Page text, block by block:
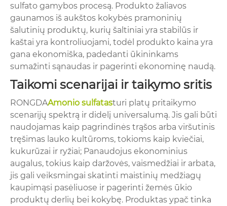
sulfato gamybos procesą. Produkto žaliavos
gaunamos iš aukštos kokybės pramoninių
šalutinių produktų, kurių šaltiniai yra stabilūs ir
kaštai yra kontroliuojami, todėl produkto kaina yra
gana ekonomiška, padedanti ūkininkams
sumažinti sąnaudas ir pagerinti ekonominę naudą.
Taikomi scenarijai ir taikymo sritis
RONGDAAmonio sulfatasturi platų pritaikymo
scenarijų spektrą ir didelį universalumą. Jis gali būti
naudojamas kaip pagrindinės trąšos arba viršutinis
tręšimas lauko kultūroms, tokioms kaip kviečiai,
kukurūzai ir ryžiai; Panaudojus ekonominius
augalus, tokius kaip daržovės, vaismedžiai ir arbata,
jis gali veiksmingai skatinti maistinių medžiagų
kaupimąsi pasėliuose ir pagerinti žemės ūkio
produktų derlių bei kokybę. Produktas ypač tinka